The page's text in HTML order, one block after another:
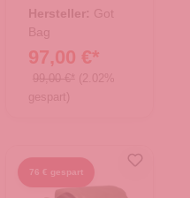
Hersteller: Got
Bag
97,00 €*
99,00 €* (2.02%
gespart)
76 € gespart